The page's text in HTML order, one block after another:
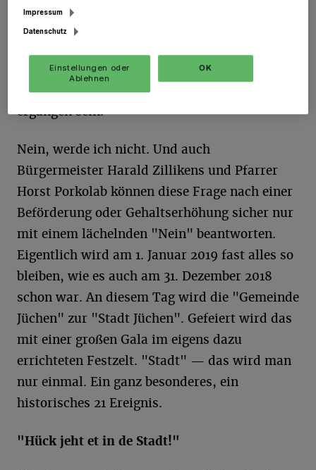
und Freund von der anderen Seite des
Jüchener Marktes wird es nicht anders
ergangen sein.
Nein, werde ich nicht. Und auch
Bürgermeister Harald Zillikens und Pfarrer
Horst Porkolab können diese Frage nach einer
Beförderung oder Gehaltserhöhung sicher nur
mit einem lächelnden "Nein" beantworten.
Eigentlich wird am 1. Januar 2019 fast alles so
bleiben, wie es auch am 31. Dezember 2018
schon war. An diesem Tag wird die "Gemeinde
Jüchen" zur "Stadt Jüchen". Gefeiert wird das
mit einer großen Gala im eigens dazu
errichteten Festzelt. "Stadt" — das wird man
nur einmal. Ein ganz besonderes, ein
historisches 21 Ereignis.
"Hück jeht et in de Stadt!"
Impressum
Datenschutz
Einstellungen oder
Ablehnen
OK